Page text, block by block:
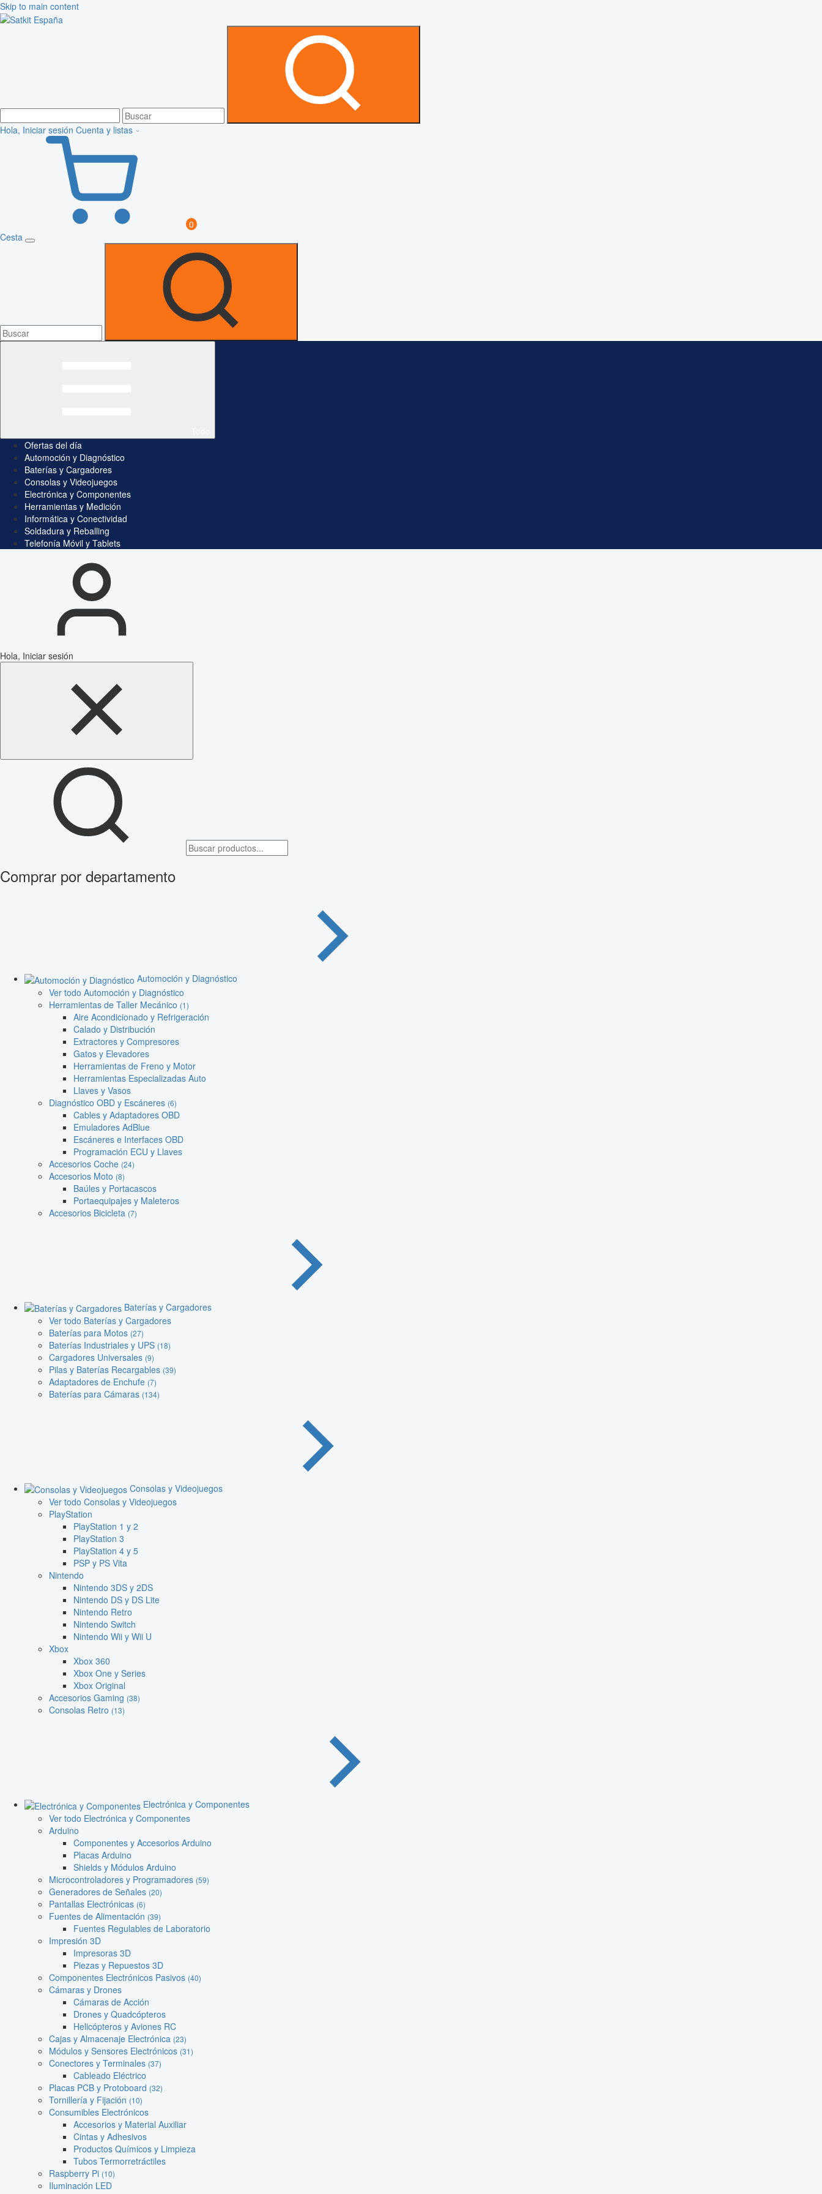
Skip to main content
Hola, Iniciar sesión Cuenta y listas
0
Cesta
Ofertas del día
Automoción y Diagnóstico
Baterías y Cargadores
Consolas y Videojuegos
Electrónica y Componentes
Herramientas y Medición
Informática y Conectividad
Soldadura y Reballing
Telefonía Móvil y Tablets
Hola, Iniciar sesión
Comprar por departamento
Automoción y Diagnóstico
Ver todo Automoción y Diagnóstico
Herramientas de Taller Mecánico (1)
Aire Acondicionado y Refrigeración
Calado y Distribución
Extractores y Compresores
Gatos y Elevadores
Herramientas de Freno y Motor
Herramientas Especializadas Auto
Llaves y Vasos
Diagnóstico OBD y Escáneres (6)
Cables y Adaptadores OBD
Emuladores AdBlue
Escáneres e Interfaces OBD
Programación ECU y Llaves
Accesorios Coche (24)
Accesorios Moto (8)
Baúles y Portacascos
Portaequipajes y Maleteros
Accesorios Bicicleta (7)
Baterías y Cargadores
Ver todo Baterías y Cargadores
Baterías para Motos (27)
Baterías Industriales y UPS (18)
Cargadores Universales (9)
Pilas y Baterías Recargables (39)
Adaptadores de Enchufe (7)
Baterías para Cámaras (134)
Consolas y Videojuegos
Ver todo Consolas y Videojuegos
PlayStation
PlayStation 1 y 2
PlayStation 3
PlayStation 4 y 5
PSP y PS Vita
Nintendo
Nintendo 3DS y 2DS
Nintendo DS y DS Lite
Nintendo Retro
Nintendo Switch
Nintendo Wii y Wii U
Xbox
Xbox 360
Xbox One y Series
Xbox Original
Accesorios Gaming (38)
Consolas Retro (13)
Electrónica y Componentes
Ver todo Electrónica y Componentes
Arduino
Componentes y Accesorios Arduino
Placas Arduino
Shields y Módulos Arduino
Microcontroladores y Programadores (59)
Generadores de Señales (20)
Pantallas Electrónicas (6)
Fuentes de Alimentación (39)
Fuentes Regulables de Laboratorio
Impresión 3D
Impresoras 3D
Piezas y Repuestos 3D
Componentes Electrónicos Pasivos (40)
Cámaras y Drones
Cámaras de Acción
Drones y Quadcópteros
Helicópteros y Aviones RC
Cajas y Almacenaje Electrónica (23)
Módulos y Sensores Electrónicos (31)
Conectores y Terminales (37)
Cableado Eléctrico
Placas PCB y Protoboard (32)
Tornillería y Fijación (10)
Consumibles Electrónicos
Accesorios y Material Auxiliar
Cintas y Adhesivos
Productos Químicos y Limpieza
Tubos Termorretráctiles
Raspberry Pi (10)
Iluminación LED